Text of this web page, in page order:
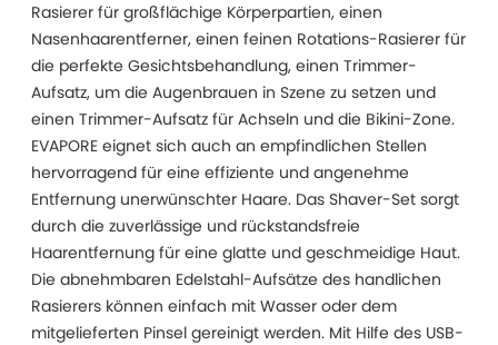
Rasierer für großflächige Körperpartien, einen
Nasenhaarentferner, einen feinen Rotations-Rasierer für
die perfekte Gesichtsbehandlung, einen Trimmer-
Aufsatz, um die Augenbrauen in Szene zu setzen und
einen Trimmer-Aufsatz für Achseln und die Bikini-Zone.
EVAPORE eignet sich auch an empfindlichen Stellen
hervorragend für eine effiziente und angenehme
Entfernung unerwünschter Haare. Das Shaver-Set sorgt
durch die zuverlässige und rückstandsfreie
Haarentfernung für eine glatte und geschmeidige Haut.
Die abnehmbaren Edelstahl-Aufsätze des handlichen
Rasierers können einfach mit Wasser oder dem
mitgelieferten Pinsel gereinigt werden. Mit Hilfe des USB-